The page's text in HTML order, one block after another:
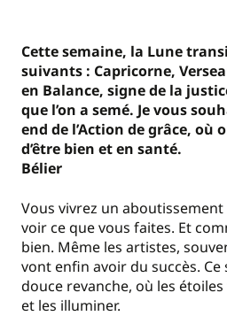
Cette semaine, la Lune
suivants : Capricorne,
en Balance, signe de la
que l’on a semé. Je vous
end de l’Action de grâce, où
d’être bien et en santé.
Bélier
Vous vivrez un
voir ce que vous faites. Et
bien. Même les artistes,
vont enfin avoir du succès.
douce revanche, où les
et les illuminer.